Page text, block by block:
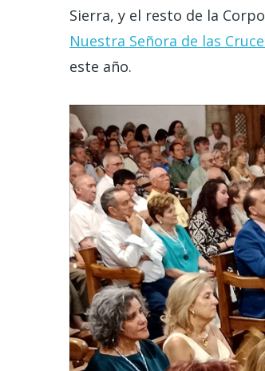
Sierra, y el resto de la
Nuestra Señora de las
este año.